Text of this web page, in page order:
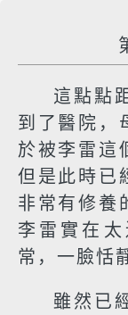
這點點
到了醫院，
於被李雷這
但是此時已
非常有修養
李雷實在
常，一臉恬
雖然已